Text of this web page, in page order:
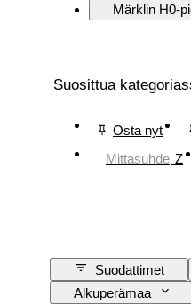
Märklin H0-
Suosittua
Osta nyt
Mittasuhde Z
Suodattimet
Alkuperämaa